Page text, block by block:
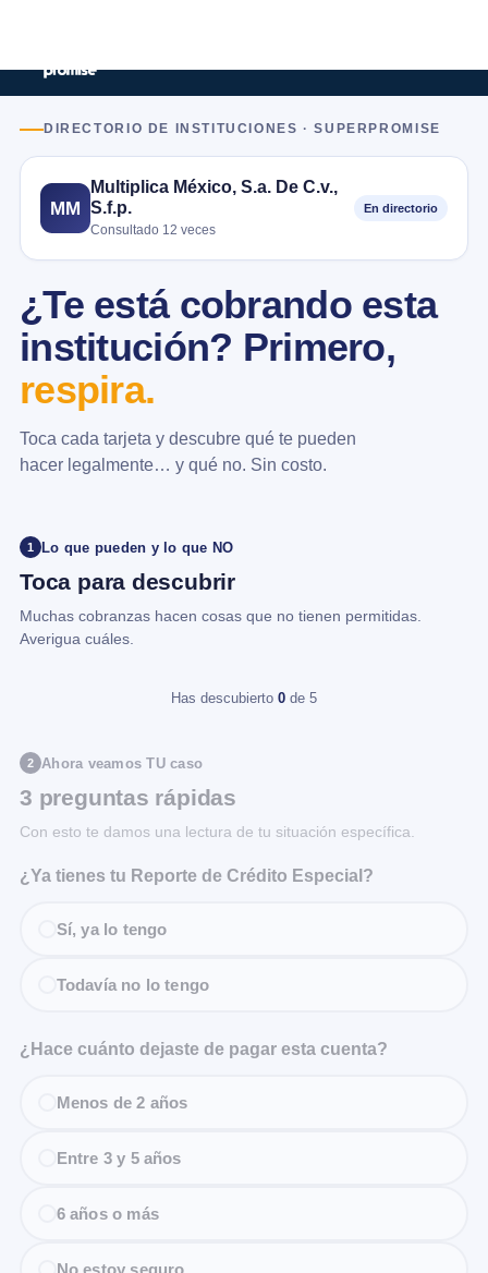
DIRECTORIO DE INSTITUCIONES · SUPERPROMISE
MM
Multiplica México, S.a. De C.v.,
S.f.p.
Consultado 12 veces
En directorio
¿Te está cobrando esta
institución? Primero,
respira.
Toca cada tarjeta y descubre qué te pueden
hacer legalmente… y qué no. Sin costo.
1 Lo que pueden y lo que NO
Toca para descubrir
Muchas cobranzas hacen cosas que no tienen permitidas.
Averigua cuáles.
Has descubierto 0 de 5
2 Ahora veamos TU caso
3 preguntas rápidas
Con esto te damos una lectura de tu situación específica.
¿Ya tienes tu Reporte de Crédito Especial?
Sí, ya lo tengo
Todavía no lo tengo
¿Hace cuánto dejaste de pagar esta cuenta?
Menos de 2 años
Entre 3 y 5 años
6 años o más
No estoy seguro